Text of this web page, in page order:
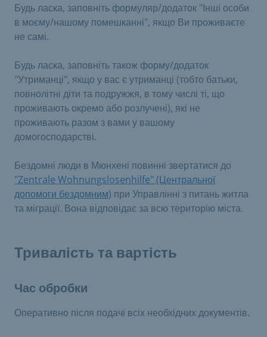
Будь ласка, заповніть формуляр/додаток "Інші особи
в моєму/нашому помешканні", якщо Ви проживаєте
не самі.
Будь ласка, заповніть також форму/додаток
"Утриманці", якщо у вас є утриманці (тобто батьки,
повнолітні діти та подружжя, в тому числі ті, що
проживають окремо або розлучені), які не
проживають разом з вами у вашому
домогосподарстві.
Бездомні люди в Мюнхені повинні звертатися до
"Zentrale Wohnungslosenhilfe" (Центральної
допомоги бездомним) при Управлінні з питань житла
та міграції. Вона відповідає за всю територію міста.
Тривалість та вартість
Час обробки
Оперативно після подачі всіх необхідних документів.